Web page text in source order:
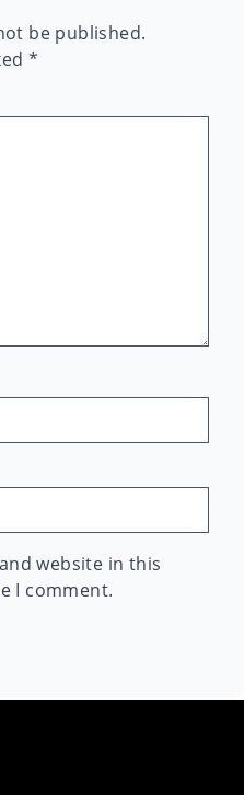
be published.
*
website in this
I comment.